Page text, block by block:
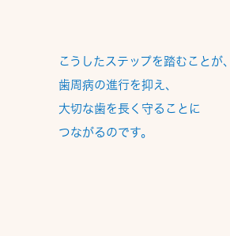
こうしたステップを踏むことが、
歯周病の進行を抑え、
大切な歯を長く守る ことに
つながるのです。